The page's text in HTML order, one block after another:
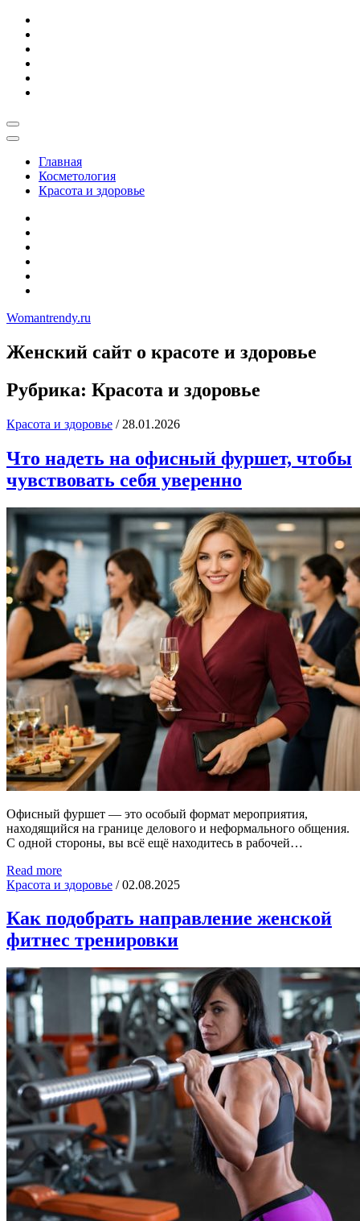
Skip
content
Главная
Косметология
Красота и здоровье
Womantrendy.ru
Женский сайт о красоте и здоровье
Рубрика: Красота и здоровье
Красота и здоровье / 28.01.2026
Что надеть на офисный фуршет, чтобы
чувствовать себя уверенно
Офисный фуршет — это особый формат мероприятия,
находящийся на границе делового и неформального общения.
С одной стороны, вы всё ещё находитесь в рабочей…
Read more
Красота и здоровье / 02.08.2025
Как подобрать направление женской
фитнес тренировки